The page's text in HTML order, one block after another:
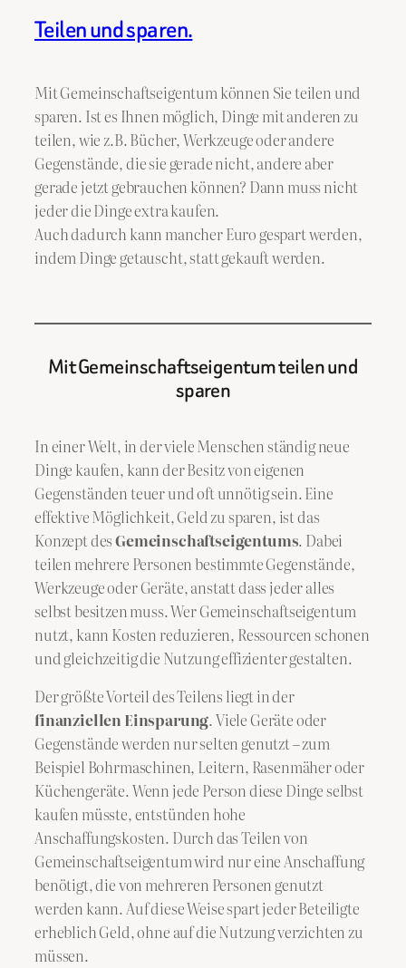
Teilen und sparen.
Mit Gemeinschaftseigentum können Sie teilen und
sparen. Ist es Ihnen möglich, Dinge mit anderen zu
teilen, wie z.B. Bücher, Werkzeuge oder andere
Gegenstände, die sie gerade nicht, andere aber
gerade jetzt gebrauchen können? Dann muss nicht
jeder die Dinge extra kaufen.
Auch dadurch kann mancher Euro gespart werden,
indem Dinge getauscht, statt gekauft werden.
Mit Gemeinschaftseigentum teilen und
sparen
In einer Welt, in der viele Menschen ständig neue
Dinge kaufen, kann der Besitz von eigenen
Gegenständen teuer und oft unnötig sein. Eine
effektive Möglichkeit, Geld zu sparen, ist das
Konzept desGemeinschaftseigentums. Dabei
teilen mehrere Personen bestimmte Gegenstände,
Werkzeuge oder Geräte, anstatt dass jeder alles
selbst besitzen muss. Wer Gemeinschaftseigentum
nutzt, kann Kosten reduzieren, Ressourcen schonen
und gleichzeitig die Nutzung effizienter gestalten.
Der größte Vorteil des Teilens liegt in der
finanziellen Einsparung. Viele Geräte oder
Gegenstände werden nur selten genutzt – zum
Beispiel Bohrmaschinen, Leitern, Rasenmäher oder
Küchengeräte. Wenn jede Person diese Dinge selbst
kaufen müsste, entstünden hohe
Anschaffungskosten. Durch das Teilen von
Gemeinschaftseigentum wird nur eine Anschaffung
benötigt, die von mehreren Personen genutzt
werden kann. Auf diese Weise spart jeder Beteiligte
erheblich Geld, ohne auf die Nutzung verzichten zu
müssen.